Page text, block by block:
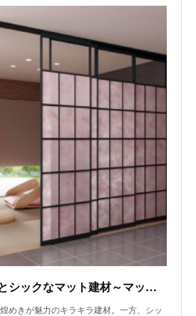
輝くキラキラ建材とシックなマット建材～マット建材編
めきが魅力のキラキラ建材。一方、シッ